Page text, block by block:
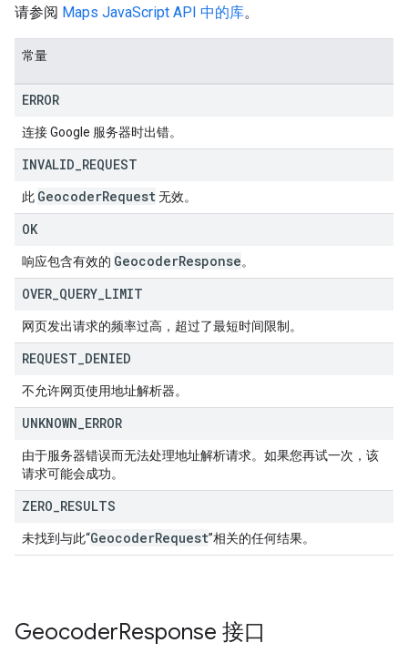
请参阅 Maps JavaScript API 中的库。
常量
ERROR
连接 Google 服务器时出错。
INVALID REQUEST
此 GeocoderRequest无效。
OK
响应包含有效的 GeocoderResponse。
OVER QUERY LIMIT
网页发出请求的频率过高，超过了最短时间限制。
REQUEST DENIED
不允许网页使用地址解析器。
UNKNOWN ERROR
由于服务器错误而无法处理地址解析请求。如果您再试一次，该
请求可能会成功。
ZERO RESULTS
未找到与此“GeocoderRequest”相关的任何结果。
GeocoderResponse 接口